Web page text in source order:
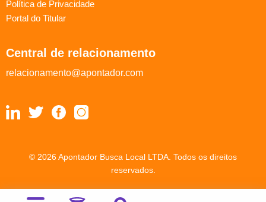
Política de Privacidade
Portal do Titular
Central de relacionamento
relacionamento@apontador.com
© 2026 Apontador Busca Local LTDA. Todos os direitos
reservados.